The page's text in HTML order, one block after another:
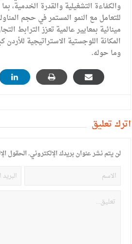
والكفاءة التشغيلية والقدرة الخدمية،
للتعامل مع النمو المستمر في حجم
مينائية بمعايير عالمية تعزز الترابط
المكانة اللوجستية الاستراتيجية للأردن
وما حوله.
أترك تعليق
لن يتم نشر عنوان بريدك الإلكتروني.الحقول